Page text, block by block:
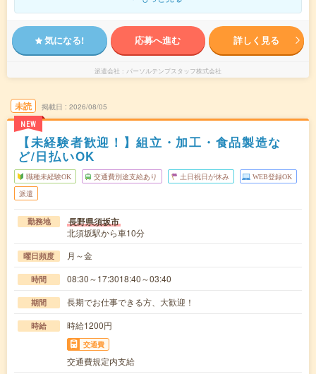
気になる! 応募へ進む 詳しく見る
派遣会社 パーソルテンプスタッフ株式会社
未読
NEW
掲載日 2026/08/05
【未経験者歓迎！】組立・加工・食品製造な
ど/日払いOK
職種未経験OK 交通費別途支給あり 土日祝日が休み WEB登録OK
派遣
勤務地 長野県須坂市
北須坂駅から車10分
曜日頻度 月～金
時間 08:30～17:3018:40～03:40
期間 長期でお仕事できる方、大歓迎！
時給 時給1200円
交通費
交通費規定内支給